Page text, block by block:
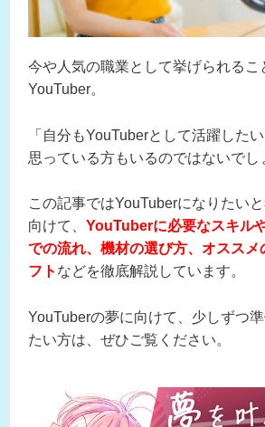
今や人気の職業として挙げられるこ
YouTuber。
「自分もYouTuberとして活躍した
思っている方もいるのではないでし
この記事ではYouTuberになりたい
向けて、 YouTuberに必要なスキル
での流れ、機材の選び方、オススメ
フト などを徹底解説しています。
YouTuberの夢に向けて、少しずつ
たい方は、ぜひご覧ください。